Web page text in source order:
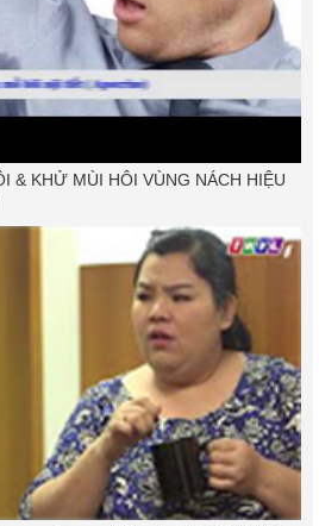
& KHỬ MÙI HÔI VÙNG NÁCH HIỆU